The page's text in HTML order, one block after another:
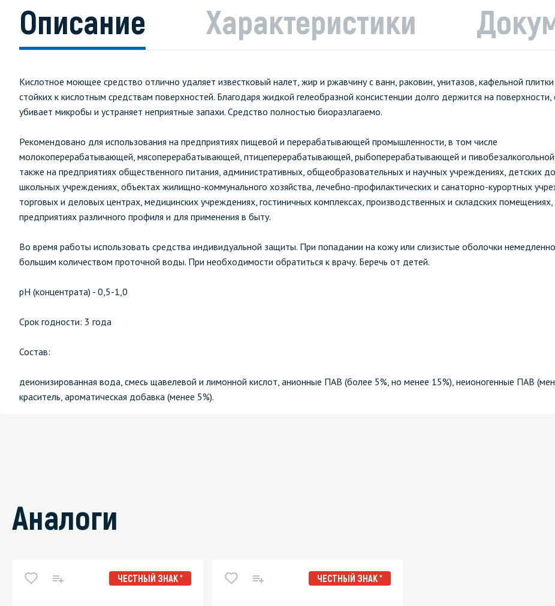
Описание Характеристики
Кислотное моющее средство отлично удаляет известковый налет, жир и ржавчину с ванн, раковин, унитазов, кафельной плитки
стойких к кислотным средствам поверхностей. Благодаря жидкой гелеобразной консистенции долго держится на
убивает микробы и устраняет неприятные запахи. Средство полностью биоразлагаемо.
Рекомендовано для использования на предприятиях пищевой и перерабатывающей промышленности, в том числе
молокоперерабатывающей, мясоперерабатывающей, птицеперерабатывающей, рыбоперерабатывающей и
также на предприятиях общественного питания, административных, общеобразовательных и научных учреждениях, детских
школьных учреждениях, объектах жилищно-коммунального хозяйства, лечебно-профилактических и санаторно-курортных
торговых и деловых центрах, медицинских учреждениях, гостиничных комплексах, производственных и складских помещениях,
предприятиях различного профиля и для применения в быту.
Во время работы использовать средства индивидуальной защиты. При попадании на кожу или слизистые оболочки
большим количеством проточной воды. При необходимости обратиться к врачу. Беречь от детей.
рН (концентрата) - 0,5-1,0
Срок годности: 3 года
Состав:
деионизированная вода, смесь щавелевой и лимонной кислот, анионные ПАВ (более 5%, но менее 15%), неионогенные ПАВ
краситель, ароматическая добавка (менее 5%).
Аналоги
ЧЕСТНЫЙ ЗНАК * ЧЕСТНЫЙ ЗНАК *